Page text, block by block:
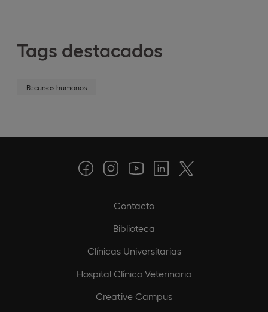
Tags destacados
Recursos humanos
Contacto
Biblioteca
Clínicas Universitarias
Hospital Clínico Veterinario
Creative Campus